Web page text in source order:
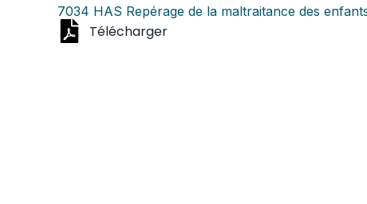
7034 HAS Repérage de la maltraitance des
Télécharger